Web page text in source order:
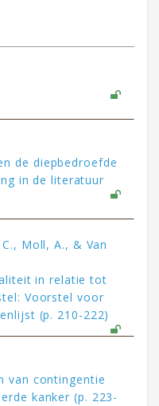
de diepbedroefde
in de literatuur
Moll, A., & Van
in relatie tot
Voorstel voor
(p. 210-222)
van contingentie
kanker (p. 223-